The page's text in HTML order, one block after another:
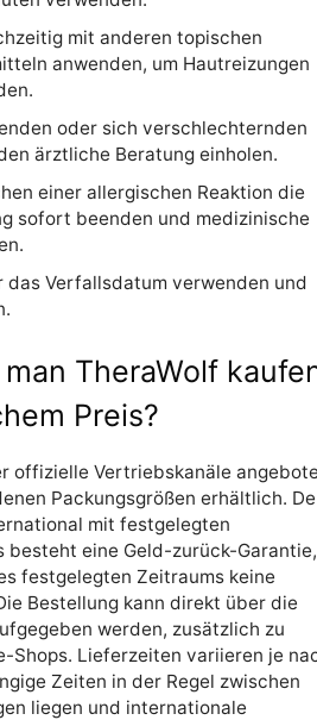
mit anderen topischen
anwenden, um Hautreizungen
oder sich verschlechternden
ärztliche Beratung einholen.
einer allergischen Reaktion die
sofort beenden und medizinische
das Verfallsdatum verwenden und
TheraWolf
Preis?
offizielle Vertriebskanäle
Packungsgrößen erhältlich.
mit festgelegten
besteht eine Geld-zurück-Garantie,
festgelegten Zeitraums keine
Bestellung kann direkt über die
werden, zusätzlich zu
Shops. Lieferzeiten variieren je
Zeiten in der Regel zwischen
liegen und internationale